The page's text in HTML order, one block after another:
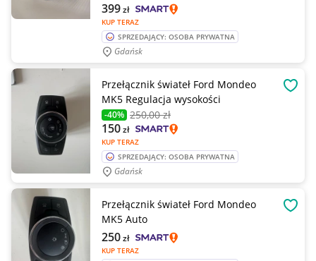
KUP TERAZ
399zł
SPRZEDAJĄCY: OSOBA PRYWATNA
Gdańsk
Przełącznik świateł Ford Mondeo
MK5 Regulacja wysokości
-40% 250,00 zł
KUP TERAZ
150zł
SPRZEDAJĄCY: OSOBA PRYWATNA
Gdańsk
Przełącznik świateł Ford Mondeo
MK5 Auto
KUP TERAZ
250zł